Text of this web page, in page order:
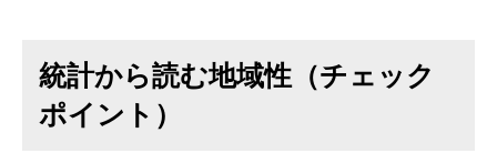
統計から読む地域性（チェック
ポイント）